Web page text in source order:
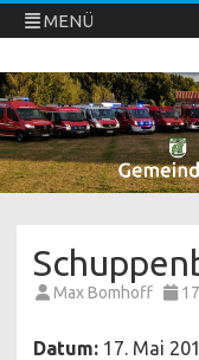
MENÜ
Freiwillige
Max Bomhoff
Datum: 17. Mai